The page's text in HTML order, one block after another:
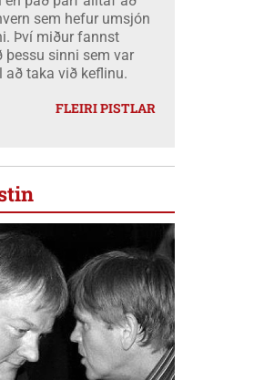
sem hefur umsjón
Því miður fannst
þessu sinni sem var
að taka við keflinu.
FLEIRI PISTLAR